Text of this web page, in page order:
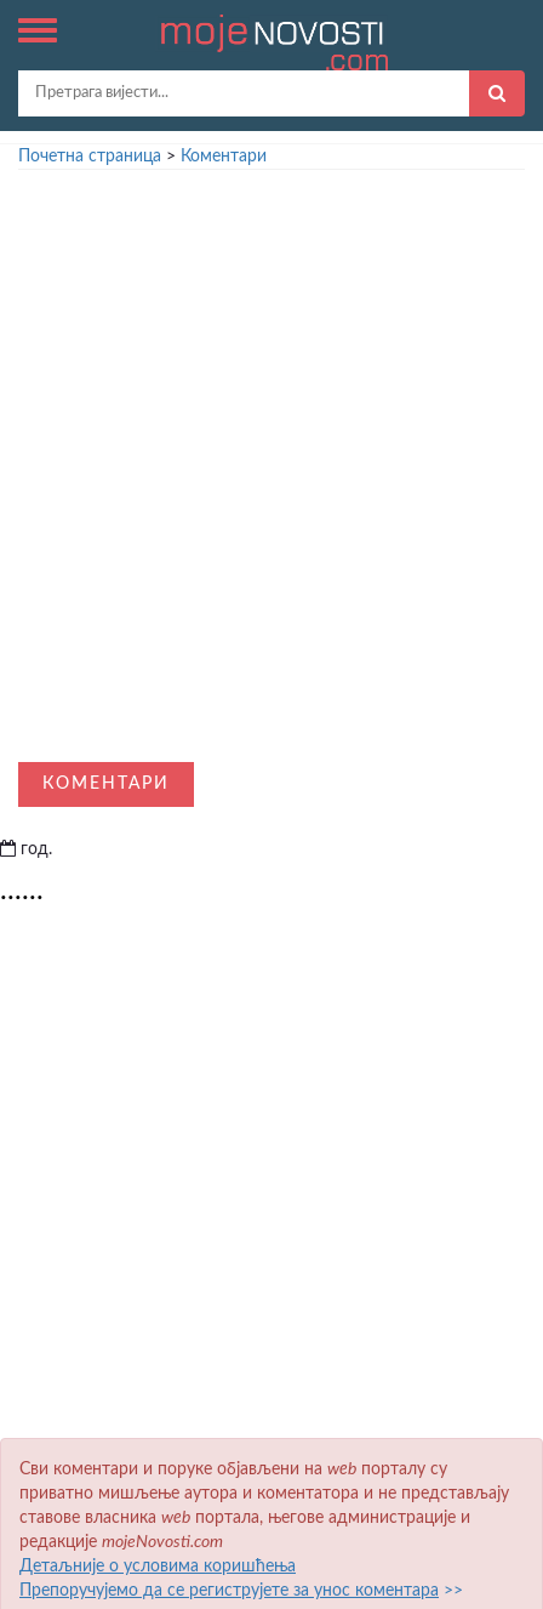
Почетна страница > Коментари
КОМЕНТАРИ
год.
......
Сви коментари и поруке објављени на wеb порталу су
приватно мишљење аутора и коментатора и не представљају
ставове власника wеb портала, његове администрације и
редакције mojeNovosti.com
Детаљније о условима коришћења
Препоручујемо да се региструјете за унос коментара >>